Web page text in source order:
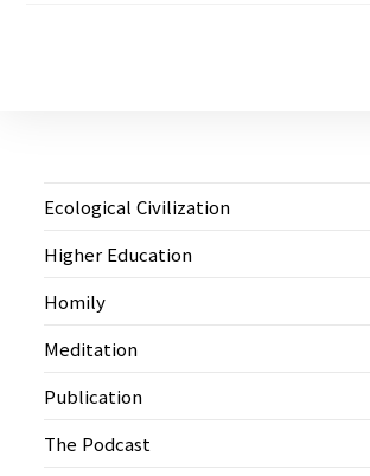
Ecological Civilization
Higher Education
Homily
Meditation
Publication
The Podcast